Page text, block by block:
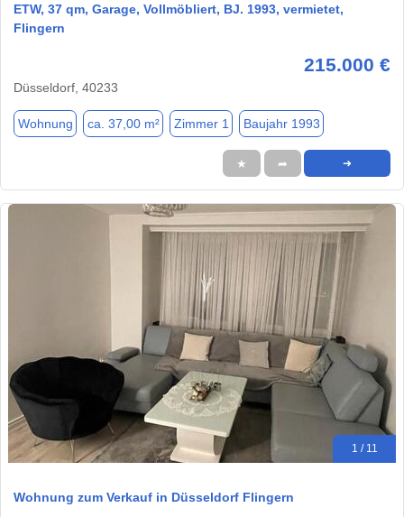
ETW, 37 qm, Garage, Vollmöbliert, BJ. 1993, vermietet,
Flingern
215.000 €
Düsseldorf, 40233
Wohnung ca. 37,00 m² Zimmer 1 Baujahr 1993
★ ➦ ➜
1 / 11
Wohnung zum Verkauf in Düsseldorf Flingern